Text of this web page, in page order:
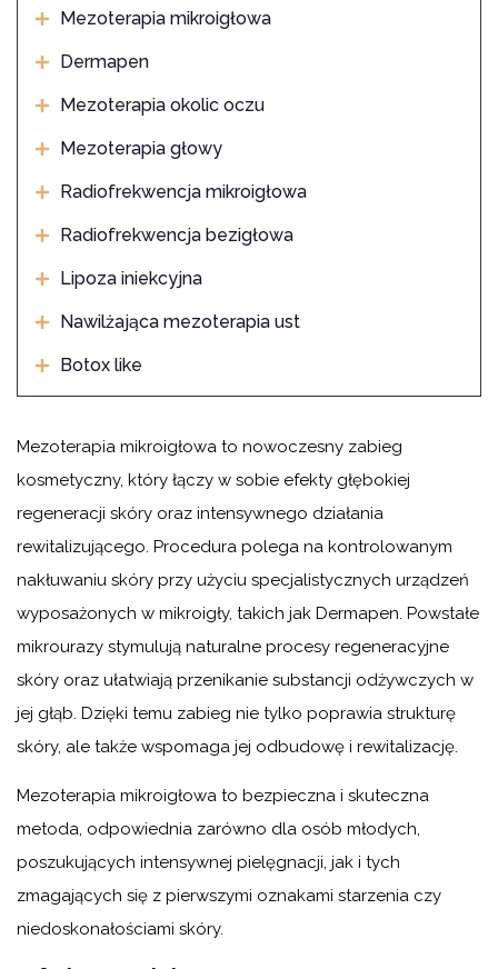
Mezoterapia mikroigłowa
Dermapen
Mezoterapia okolic oczu
Mezoterapia głowy
Radiofrekwencja mikroigłowa
Radiofrekwencja bezigłowa
Lipoza iniekcyjna
Nawilżająca mezoterapia ust
Botox like
Mezoterapia mikroigłowa to nowoczesny zabieg
kosmetyczny, który łączy w sobie efekty głębokiej
regeneracji skóry oraz intensywnego działania
rewitalizującego. Procedura polega na kontrolowanym
nakłuwaniu skóry przy użyciu specjalistycznych urządzeń
wyposażonych w mikroigły, takich jak Dermapen. Powstałe
mikrourazy stymulują naturalne procesy regeneracyjne
skóry oraz ułatwiają przenikanie substancji odżywczych w
jej głąb. Dzięki temu zabieg nie tylko poprawia strukturę
skóry, ale także wspomaga jej odbudowę i rewitalizację.
Mezoterapia mikroigłowa to bezpieczna i skuteczna
metoda, odpowiednia zarówno dla osób młodych,
poszukujących intensywnej pielęgnacji, jak i tych
zmagających się z pierwszymi oznakami starzenia czy
niedoskonałościami skóry.